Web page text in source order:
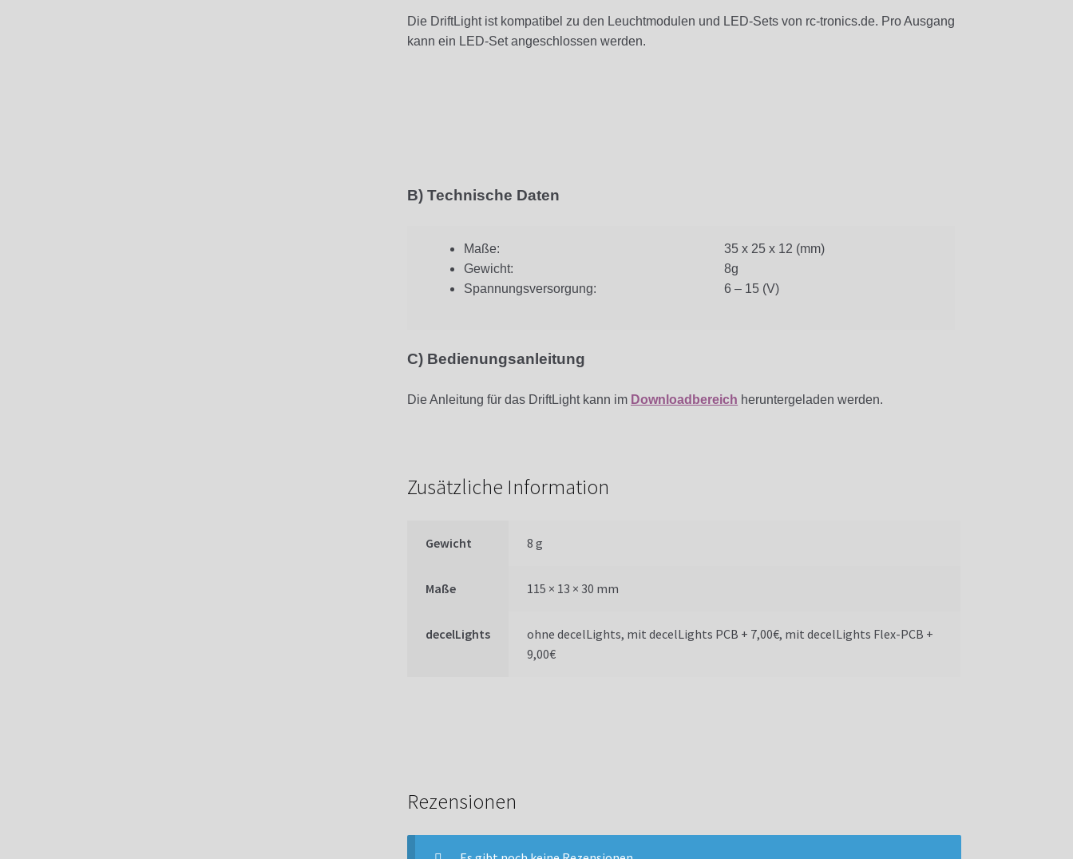
Die DriftLight ist kompatibel zu den Leuchtmodulen und LED-Sets von rc-tronics.de. Pro Ausgang
kann ein LED-Set angeschlossen werden.
B) Technische Daten
Maße:
Gewicht:
Spannungsversorgung:
35 x 25 x 12 (mm)
8g
6 – 15 (V)
C) Bedienungsanleitung
Die Anleitung für das DriftLight kann im Downloadbereich heruntergeladen werden.
Zusätzliche Information
Gewicht 8 g
Maße 115 × 13 × 30 mm
decelLights
ohne decelLights, mit decelLights PCB + 7,00€, mit decelLights Flex-PCB +
9,00€
Rezensionen